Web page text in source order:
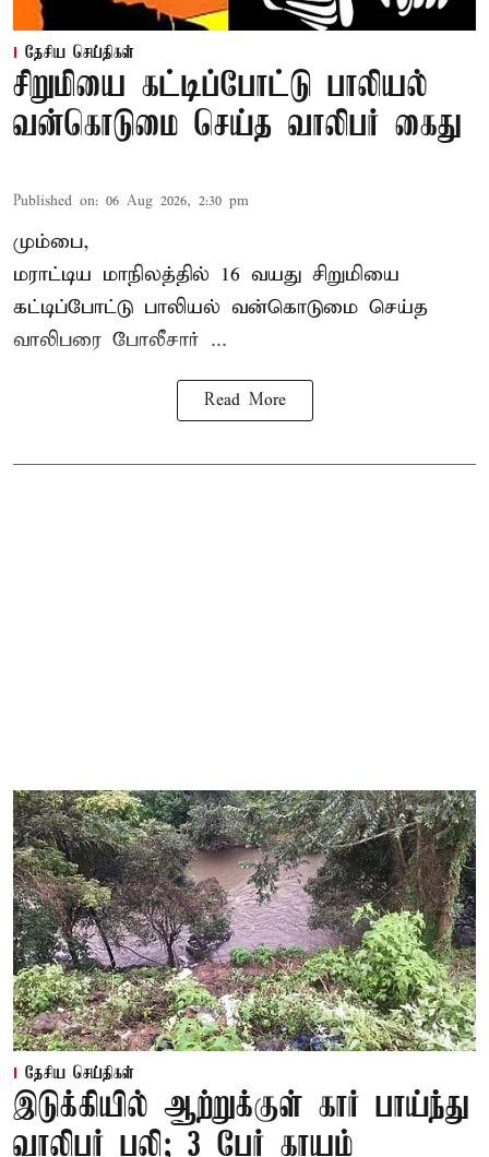
தேசிய செய்திகள்
சிறுமியை கட்டிப்போட்டு பாலியல்
வன்கொடுமை செய்த வாலிபர் கைது
Published on: 06 Aug 2026, 2:30 pm
மும்பை,
மராட்டிய மாநிலத்தில் 16 வயது சிறுமியை
கட்டிப்போட்டு பாலியல் வன்கொடுமை செய்த
வாலிபரை போலீசார் ...
Read More
தேசிய செய்திகள்
இடுக்கியில் ஆற்றுக்குள் கார் பாய்ந்து
வாலிபர் பலி; 3 பேர் காயம்